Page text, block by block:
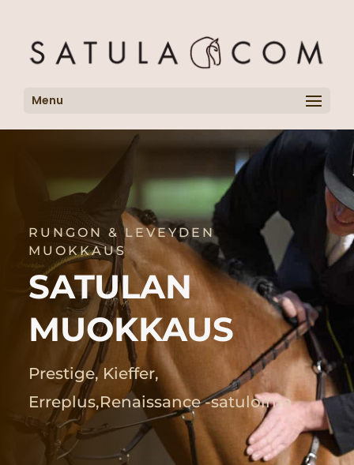
Menu
RUNGON & LEVEYDEN
MUOKKAUS
SATULAN
MUOKKAUS
Prestige, Kieffer,
Erreplus,Renaissance -satuloihin